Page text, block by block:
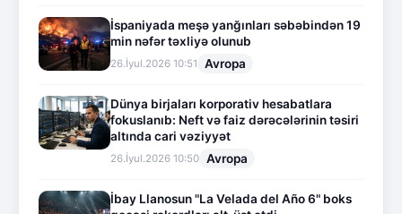
İspaniyada meşə yanğınları səbəbindən 19
min nəfər təxliyə olunub
26.İyul.2026 10:51 Avropa
Dünya birjaları korporativ hesabatlara
fokuslanıb: Neft və faiz dərəcələrinin təsiri
altında cari vəziyyət
26.İyul.2026 10:50 Avropa
İbay Llanosun "La Velada del Año 6" boks